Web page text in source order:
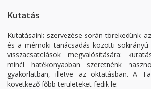
Kutatás
Kutatásaink szervezése során törekedünk
és a mérnöki tanácsadás közötti sokirányú
visszacsatolások megvalósítására:
minél hatékonyabban szeretnénk
gyakorlatban, illetve az oktatásban. A
következő főbb területeket fedik le: